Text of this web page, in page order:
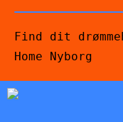
Find dit
Home Nyborg